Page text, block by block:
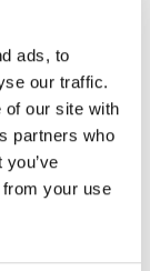
ads, to
our traffic.
of our site with
partners who
your use
per te.